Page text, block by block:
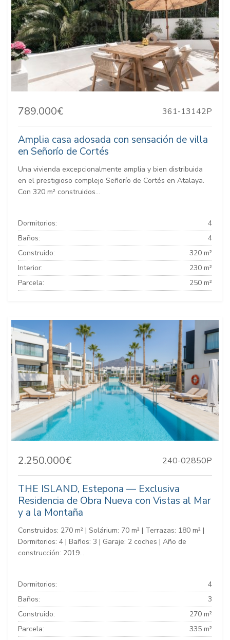
789.000€ 361-13142P
Amplia casa adosada con sensación de villa
en Señorío de Cortés
Una vivienda excepcionalmente amplia y bien distribuida
en el prestigioso complejo Señorío de Cortés en Atalaya.
Con 320 m² construidos...
Dormitorios:
4
Baños:
4
Construido:
320 m²
Interior:
230 m²
Parcela:
250 m²
2.250.000€ 240-02850P
THE ISLAND, Estepona — Exclusiva
Residencia de Obra Nueva con Vistas al Mar
y a la Montaña
Construidos: 270 m² | Solárium: 70 m² | Terrazas: 180 m² |
Dormitorios: 4 | Baños: 3 | Garaje: 2 coches | Año de
construcción: 2019...
Dormitorios:
4
Baños:
3
Construido:
270 m²
Parcela:
335 m²